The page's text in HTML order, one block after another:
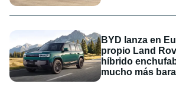
BYD lanza en
propio Land
híbrido
mucho más